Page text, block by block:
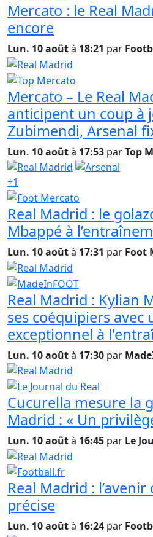
Mercato : le Real
encore
Lun. 10 aoûtà 18:21 par
Mercato – Le Real
anticipent un coup à
Zubimendi, Arsenal
Lun. 10 aoûtà 17:53 parTop
+1
Real Madrid : le
Mbappé à
Lun. 10 aoûtà 17:31 par Foot
Real Madrid : Kylian
ses coéquipiers avec
exceptionnel à
Lun. 10 aoûtà 17:30 par
Cucurella mesure la
Madrid : « Un
Lun. 10 aoûtà 16:45 par Le
Real Madrid : l’avenir
précise
Lun. 10 aoûtà 16:24 par